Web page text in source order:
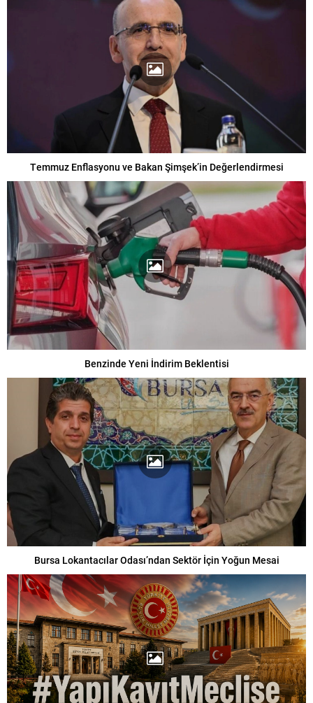
Temmuz Enflasyonu ve Bakan Şimşek’in Değerlendirmesi
Benzinde Yeni İndirim Beklentisi
Bursa Lokantacılar Odası’ndan Sektör İçin Yoğun Mesai